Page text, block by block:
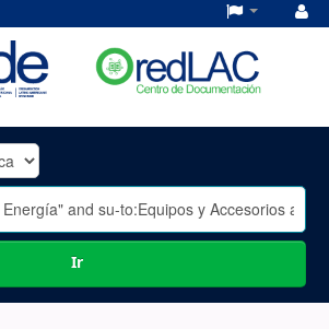
Ir